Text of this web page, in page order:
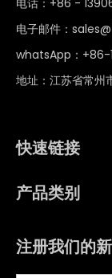
电话：+86 -
电子邮件：
whatsApp： +86-
地址：江苏省常州
快速链接
产品类别
注册我们的